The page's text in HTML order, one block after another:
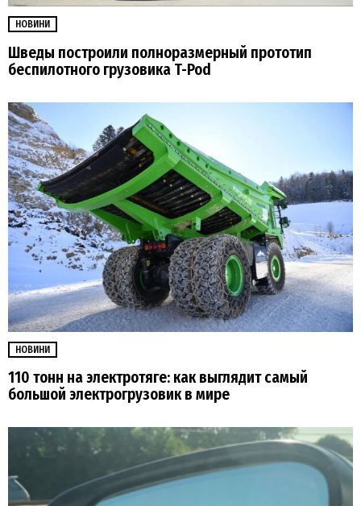
НОВИНИ
Шведы построили полноразмерный прототип
беспилотного грузовика T-Pod
НОВИНИ
110 тонн на электротяге: как выглядит самый
большой электрогрузовик в мире